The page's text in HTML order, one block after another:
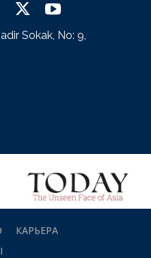
Sokak, No: 9,
КАРЬЕРА